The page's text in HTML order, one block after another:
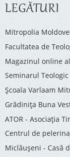
LEGĂTURI
Mitropolia
Facultatea de
Magazinul online
Seminarul
Şcoala Varlaam
Grădinița Buna
ATOR - Asociaţia
Centrul de
Miclăușeni - Casă